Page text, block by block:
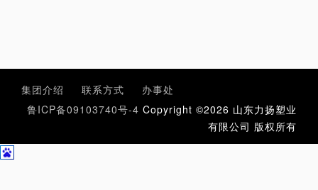
集团介绍 联系方式
办事处
鲁ICP备09103740号-4 Copyright ©2026 山东力扬塑业
有限公司 版权所有